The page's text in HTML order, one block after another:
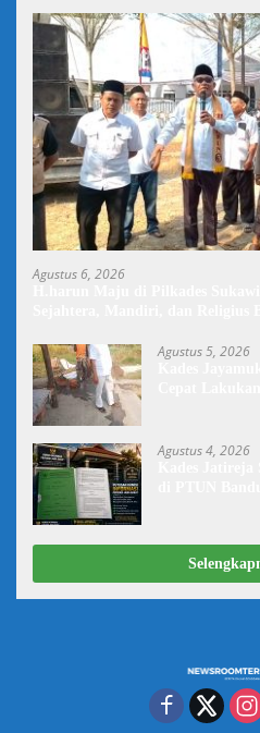
Agustus 6, 2026
Agustus 5, 2026
Agustus 4, 2026